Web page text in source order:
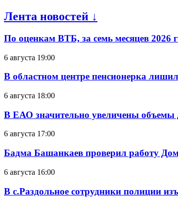
Лента новостей ↓
По оценкам ВТБ, за семь месяцев 2026
6 августа 19:00
В областном центре пенсионерка
6 августа 18:00
В ЕАО значительно увеличены
6 августа 17:00
Бадма Башанкаев проверил работу
6 августа 16:00
В с.Раздольное сотрудники полиции